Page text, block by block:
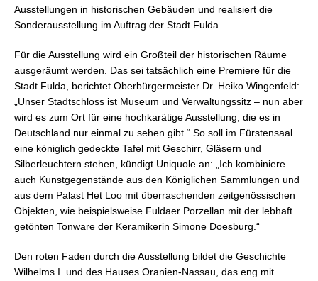
Ausstellungen in historischen Gebäuden und realisiert die
Sonderausstellung im Auftrag der Stadt Fulda.
Für die Ausstellung wird ein Großteil der historischen Räume
ausgeräumt werden. Das sei tatsächlich eine Premiere für die
Stadt Fulda, berichtet Oberbürgermeister Dr. Heiko Wingenfeld:
„Unser Stadtschloss ist Museum und Verwaltungssitz – nun aber
wird es zum Ort für eine hochkarätige Ausstellung, die es in
Deutschland nur einmal zu sehen gibt.“ So soll im Fürstensaal
eine königlich gedeckte Tafel mit Geschirr, Gläsern und
Silberleuchtern stehen, kündigt Uniquole an: „Ich kombiniere
auch Kunstgegenstände aus den Königlichen Sammlungen und
aus dem Palast Het Loo mit überraschenden zeitgenössischen
Objekten, wie beispielsweise Fuldaer Porzellan mit der lebhaft
getönten Tonware der Keramikerin Simone Doesburg.“
Den roten Faden durch die Ausstellung bildet die Geschichte
Wilhelms I. und des Hauses Oranien-Nassau, das eng mit